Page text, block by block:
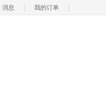
消息 我的订单